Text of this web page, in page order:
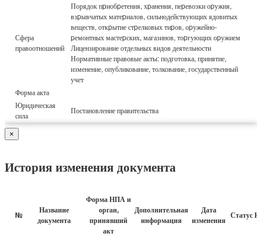
Сфера
правоотношений
Порядок пpиобpетения, хpанения, пеpевозки оpужия,
взpывчатых матеpиалов, сильнодействующих ядовитых
веществ, откpытие стpелковых тиpов, оpужейно-
pемонтных мастеpских, магазинов, тоpгующих оpужием
Лицензирование отдельных видов деятельности
Нормативные правовые акты: подготовка, принятие,
изменение, опубликование, толкование, государственный
учет
Форма акта
Юридическая
сила
Постановление правительства
×
История изменения документа
№
Название
документа
Форма НПА и
орган,
принявший
акт
Дополнительная
информация
Дата
изменения Статус